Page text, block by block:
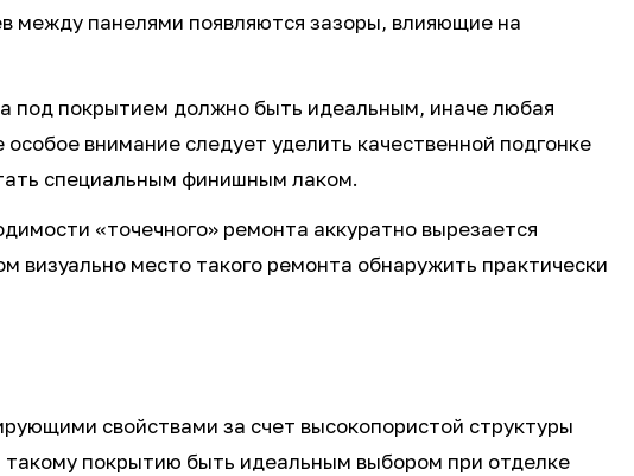
между панелями появляются зазоры, влияющие на
под покрытием должно быть идеальным, иначе любая
внимание следует уделить качественной подгонке
специальным финишным лаком.
«точечного» ремонта аккуратно вырезается
визуально место такого ремонта обнаружить практически
свойствами за счет высокопористой структуры
покрытию быть идеальным выбором при отделке